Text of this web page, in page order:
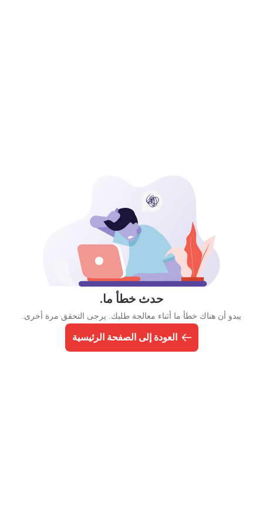
حدث خطأ ما.
يبدو أن هناك خطأ ما أثناء معالجة طلبك. يرجى التحقق مرة أخرى.
العودة إلى الصفحة الرئيسية